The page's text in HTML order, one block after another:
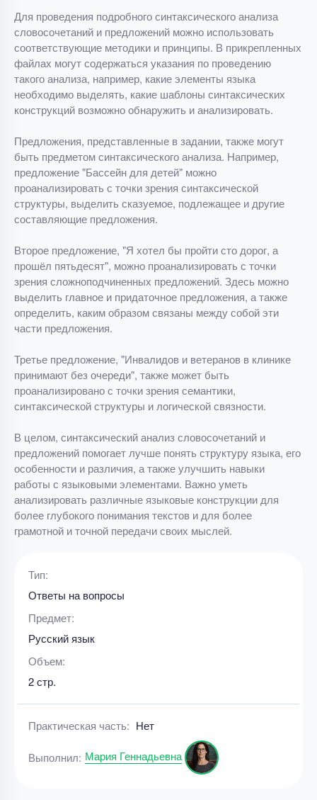
Для проведения подробного синтаксического анализа
словосочетаний и предложений можно использовать
соответствующие методики и принципы. В прикрепленных
файлах могут содержаться указания по проведению
такого анализа, например, какие элементы языка
необходимо выделять, какие шаблоны синтаксических
конструкций возможно обнаружить и анализировать.
Предложения, представленные в задании, также могут
быть предметом синтаксического анализа. Например,
предложение "Бассейн для детей" можно
проанализировать с точки зрения синтаксической
структуры, выделить сказуемое, подлежащее и другие
составляющие предложения.
Второе предложение, "Я хотел бы пройти сто дорог, а
прошёл пятьдесят", можно проанализировать с точки
зрения сложноподчиненных предложений. Здесь можно
выделить главное и придаточное предложения, а также
определить, каким образом связаны между собой эти
части предложения.
Третье предложение, "Инвалидов и ветеранов в клинике
принимают без очереди", также может быть
проанализировано с точки зрения семантики,
синтаксической структуры и логической связности.
В целом, синтаксический анализ словосочетаний и
предложений помогает лучше понять структуру языка, его
особенности и различия, а также улучшить навыки
работы с языковыми элементами. Важно уметь
анализировать различные языковые конструкции для
более глубокого понимания текстов и для более
грамотной и точной передачи своих мыслей.
Тип:
Ответы на вопросы
Предмет:
Русский язык
Объем:
2 стр.
Практическая часть: Нет
Выполнил: Мария Геннадьевна